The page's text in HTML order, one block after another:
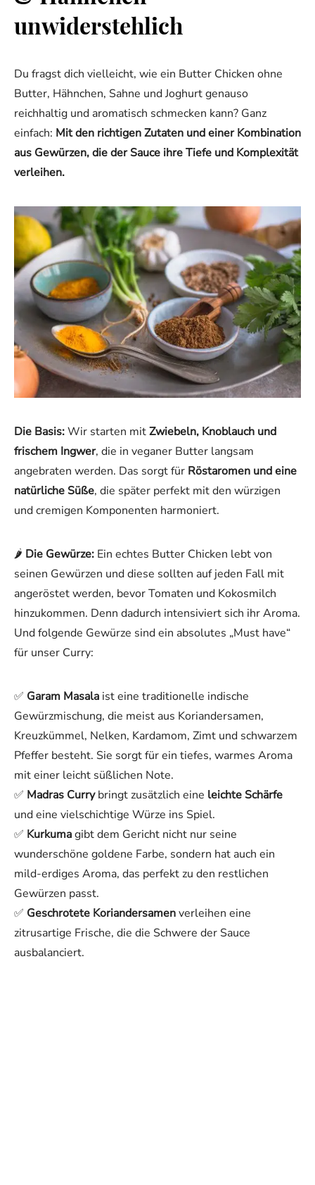
unwiderstehlich
Du fragst dich vielleicht, wie ein Butter Chicken ohne
Butter, Hähnchen, Sahne und Joghurt genauso
reichhaltig und aromatisch schmecken kann? Ganz
einfach: Mit den richtigen Zutaten und einer Kombination
aus Gewürzen, die der Sauce ihre Tiefe und Komplexität
verleihen.
Die Basis:Wir starten mitZwiebeln, Knoblauch und
frischem Ingwer, die in veganer Butter langsam
angebraten werden. Das sorgt für Röstaromen und eine
natürliche Süße, die später perfekt mit den würzigen
und cremigen Komponenten harmoniert.
🌶 Die Gewürze: Ein echtes Butter Chicken lebt von
seinen Gewürzen und diese sollten auf jeden Fall mit
angeröstet werden, bevor Tomaten und Kokosmilch
hinzukommen. Denn dadurch intensiviert sich ihr Aroma.
Und folgende Gewürze sind ein absolutes „Must have“
für unser Curry:
✅ Garam Masala ist eine traditionelle indische
Gewürzmischung, die meist aus Koriandersamen,
Kreuzkümmel, Nelken, Kardamom, Zimt und schwarzem
Pfeffer besteht. Sie sorgt für ein tiefes, warmes Aroma
mit einer leicht süßlichen Note.
✅ Madras Currybringt zusätzlich eine leichte Schärfe
und eine vielschichtige Würze ins Spiel.
✅ Kurkumagibt dem Gericht nicht nur seine
wunderschöne goldene Farbe, sondern hat auch ein
mild-erdiges Aroma, das perfekt zu den restlichen
Gewürzen passt.
✅ Geschrotete Koriandersamenverleihen eine
zitrusartige Frische, die die Schwere der Sauce
ausbalanciert.